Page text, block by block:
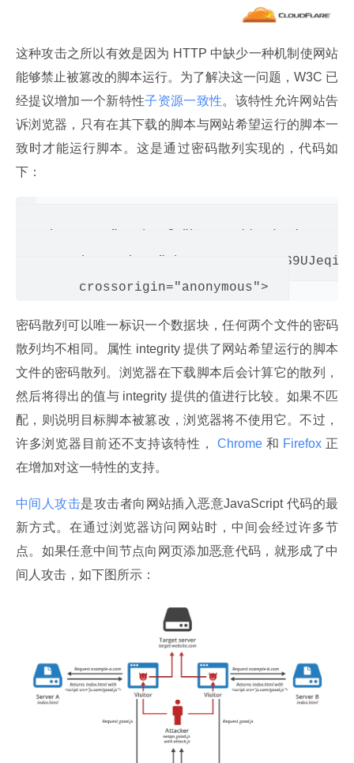
这种攻击之所以有效是因为 HTTP 中缺少一种机制使网站
能够禁止被篡改的脚本运行。为了解决这一问题，W3C 已
经提议增加一个新特性子资源一致性。该特性允许网站告
诉浏览器，只有在其下载的脚本与网站希望运行的脚本一
致时才能运行脚本。这是通过密码散列实现的，代码如
下：
integrity="sha256-
密码散列可以唯一标识一个数据块，任何两个文件的密码
散列均不相同。属性 integrity 提供了网站希望运行的脚本
文件的密码散列。浏览器在下载脚本后会计算它的散列，
然后将得出的值与 integrity 提供的值进行比较。如果不匹
配，则说明目标脚本被篡改，浏览器将不使用它。不过，
许多浏览器目前还不支持该特性，
Chrome 和 Firefox 正
在增加对这一特性的支持。
中间人攻击是攻击者向网站插入恶意JavaScript 代码的最
新方式。在通过浏览器访问网站时，中间会经过许多节
点。如果任意中间节点向网页添加恶意代码，就形成了中
间人攻击，如下图所示：